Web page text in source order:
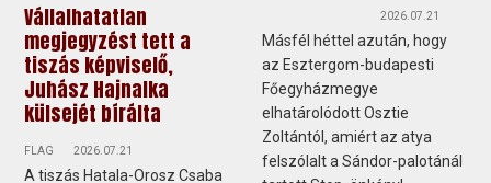
Vállalhatatlan
megjegyzést tett a
tiszás képviselő,
Juhász Hajnalka
külsejét bírálta
FLAG 2026.07.21
A tiszás Hatala-Orosz Csaba
2026.07.21
Másfél héttel azután, hogy
az Esztergom-budapesti
Főegyházmegye
elhatárolódott Osztie
Zoltántól, amiért az atya
felszólalt a Sándor-palotánál